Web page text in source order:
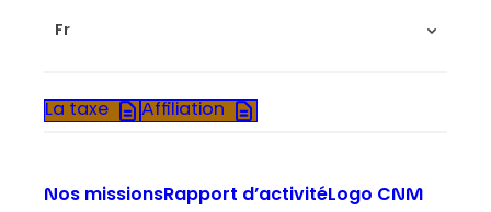
Fr
La taxe Affiliation
Nos missionsRapport d’activitéLogo CNM